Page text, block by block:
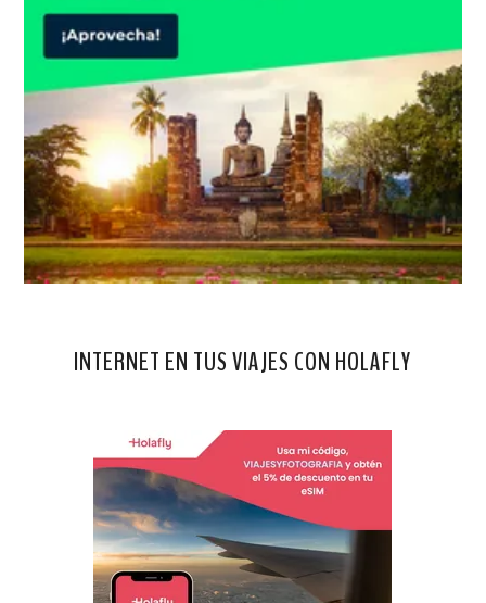
INTERNET EN TUS VIAJES CON HOLAFLY